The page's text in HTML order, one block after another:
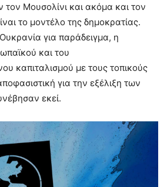
τον Μουσολίνι και ακόμα και τον
το μοντέλο της δημοκρατίας.
για παράδειγμα, η
και του
καπιταλισμού με τους τοπικούς
για την εξέλιξη των
εκεί.